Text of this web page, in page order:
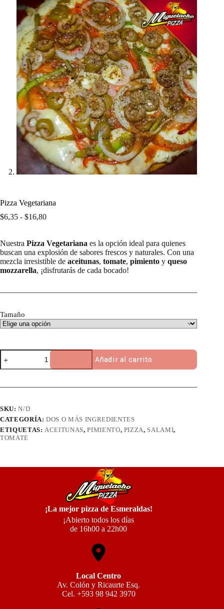
Pizza Vegetariana
$6,35 - $16,80Rango
desde
$6,35
hasta
$16,80
Nuestra Pizza Vegetariana es la opción ideal para quienes
buscan una explosión de sabores frescos y naturales. Con una
mezcla irresistible de aceitunas, tomate, pimiento y queso
mozzarella, ¡disfrutarás de cada bocado!
Tamaño
Pizza
Vegetariana
cantidad
Añadir al carrito
SKU:N/D
CATEGORÍA:DOS O MÁS INGREDIENTES
ETIQUETAS:ACEITUNAS,PIMIENTO, PIZZA, SALAMI,
TOMATE
¡La mejor pizza de Esmeraldas!
¡Abierto todos los días
de 16h00 a 22h00
Local Centro
Av. Colón y Ricaurte Esq.
Cel. +593 98 942 3970